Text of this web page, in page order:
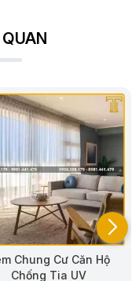
Vải Chung Cư Căn Hộ